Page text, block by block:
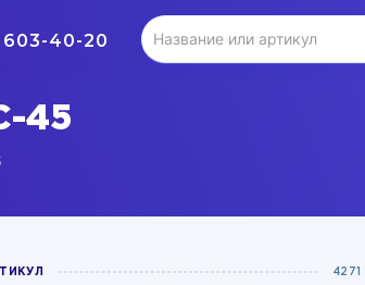
603-40-20
45
4271